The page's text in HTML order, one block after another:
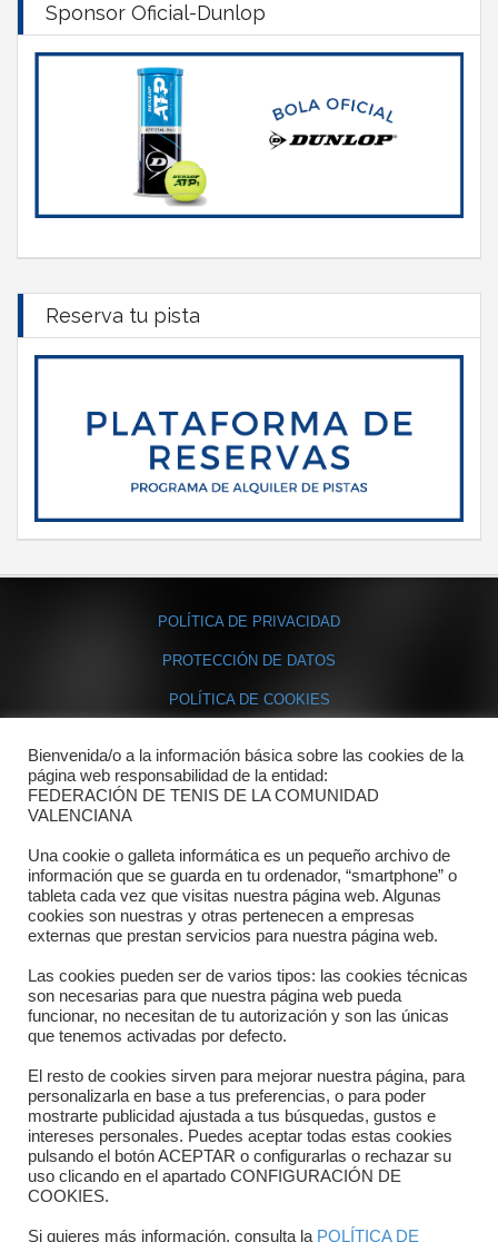
Sponsor Oficial-Dunlop
Reserva tu pista
POLÍTICA DE PRIVACIDAD
PROTECCIÓN DE DATOS
POLÍTICA DE COOKIES
Contacto
Dónde estamos
Directorio departamentos
Horario
Formulario de contacto
Copyright © 2025 FTCV
Bienvenida/o a la información básica sobre las cookies de la
página web responsabilidad de la entidad:
FEDERACIÓN DE TENIS DE LA COMUNIDAD
VALENCIANA
Una cookie o galleta informática es un pequeño archivo de
información que se guarda en tu ordenador, “smartphone” o
tableta cada vez que visitas nuestra página web. Algunas
cookies son nuestras y otras pertenecen a empresas
externas que prestan servicios para nuestra página web.
Las cookies pueden ser de varios tipos: las cookies técnicas
son necesarias para que nuestra página web pueda
funcionar, no necesitan de tu autorización y son las únicas
que tenemos activadas por defecto.
El resto de cookies sirven para mejorar nuestra página, para
personalizarla en base a tus preferencias, o para poder
mostrarte publicidad ajustada a tus búsquedas, gustos e
intereses personales. Puedes aceptar todas estas cookies
pulsando el botón ACEPTAR o configurarlas o rechazar su
uso clicando en el apartado CONFIGURACIÓN DE
COOKIES.
Si quieres más información, consulta la POLÍTICA DE